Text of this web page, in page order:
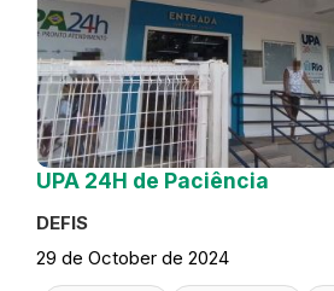
UPA 24H de Paciência
DEFIS
29 de October de 2024